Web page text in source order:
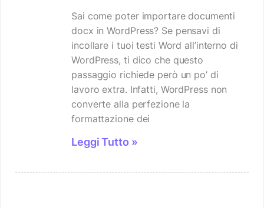
Sai come poter importare documenti
docx in WordPress? Se pensavi di
incollare i tuoi testi Word all’interno di
WordPress, ti dico che questo
passaggio richiede però un po’ di
lavoro extra. Infatti, WordPress non
converte alla perfezione la
formattazione dei
Leggi Tutto »